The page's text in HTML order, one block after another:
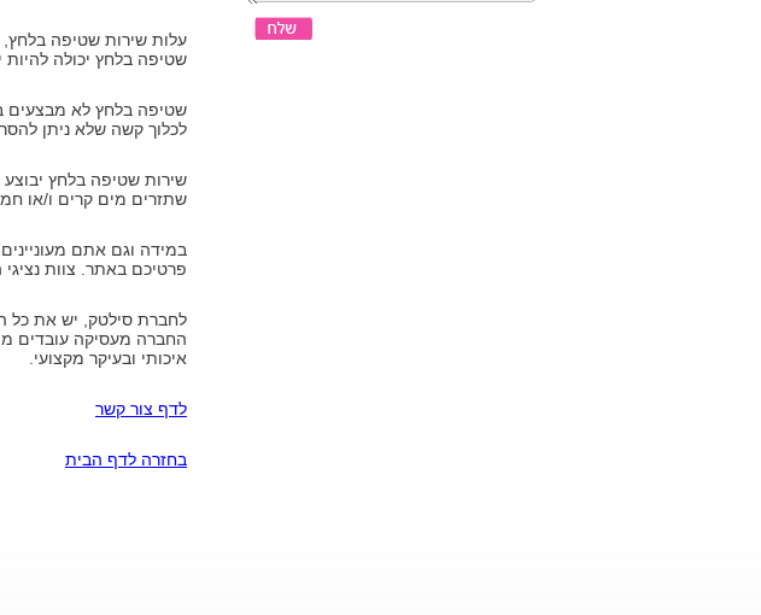
עלות שירות שטיפה
שטיפה בלחץ יכולה להיות
שטיפה בלחץ לא מבצעים
לכלוך קשה שלא ניתן
שירות שטיפה בלחץ
שתזרים מים קרים ו/או
במידה וגם אתם
פרטיכם באתר. צוות
לחברת סילטק, יש את כל
החברה מעסיקה עובדים
איכותי ובעיקר מקצועי.
לדף צור קשר
בחזרה לדף הבית